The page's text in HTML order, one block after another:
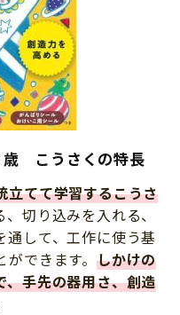
こうさくの特長
立てて学習するこうさ
切り込みを入れる、
通して、工作に使う基
できます。 しかけの
、手先の器用さ、創造